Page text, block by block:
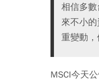
相信多
來不小
重變動
MSCI今天